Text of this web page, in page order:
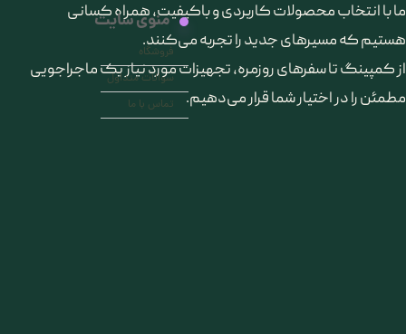
ما با انتخاب محصولات کاربردی و باکیفیت، همراه کسانی
هستیم که مسیرهای جدید را تجربه می‌کنند.
از کمپینگ تا سفرهای روزمره، تجهیزات مورد نیاز یک ماجراجویی
مطمئن را در اختیار شما قرار می‌دهیم.
منوی سایت
فروشگاه
سوالات متداول
تماس با ما